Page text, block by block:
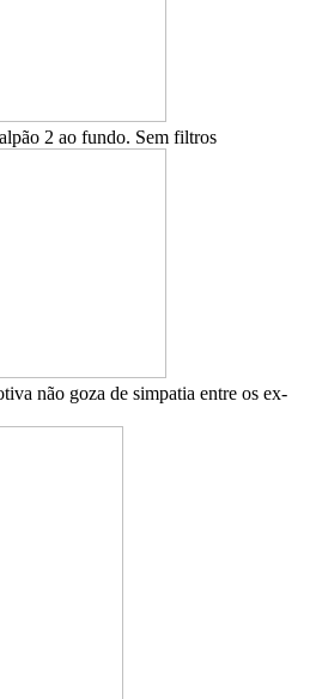
2 ao fundo. Sem filtros
não goza de simpatia entre os ex-